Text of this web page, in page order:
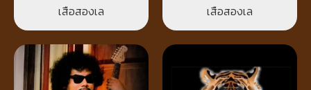
เสือสองเล เสือสองเล